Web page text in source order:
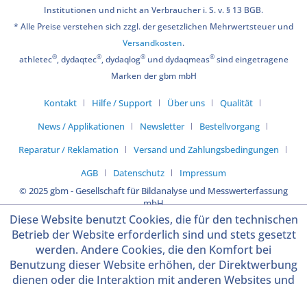
Institutionen und nicht an Verbraucher i. S. v. § 13 BGB.
* Alle Preise verstehen sich zzgl. der gesetzlichen Mehrwertsteuer und
Versandkosten.
athletec®, dydaqtec®, dydaqlog®und dydaqmeas®sind eingetragene
Marken der gbm mbH
Kontakt Hilfe / Support Über uns
Qualität
News / Applikationen
Newsletter
Bestellvorgang
Reparatur / Reklamation
Versand und Zahlungsbedingungen
AGB
Datenschutz
Impressum
© 2025 gbm - Gesellschaft für Bildanalyse und Messwerterfassung
mbH
Diese Website benutzt Cookies, die für den technischen
Betrieb der Website erforderlich sind und stets gesetzt
werden. Andere Cookies, die den Komfort bei
Benutzung dieser Website erhöhen, der Direktwerbung
dienen oder die Interaktion mit anderen Websites und